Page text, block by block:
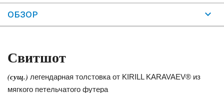
ОБЗОР
Свитшот
(сущ.) легендарная толстовка от KIRILL KARAVAEV® из
мягкого петельчатого футера